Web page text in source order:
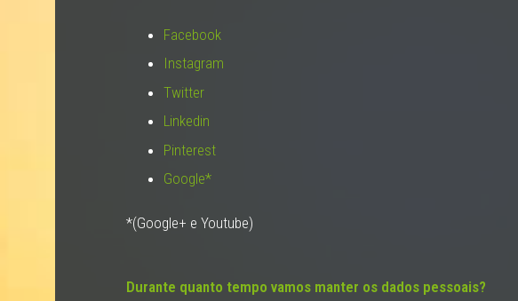
Facebook
Instagram
Twitter
Linkedin
Pinterest
Google*
*(Google+ e Youtube)
Durante quanto tempo vamos manter os dados pessoais?